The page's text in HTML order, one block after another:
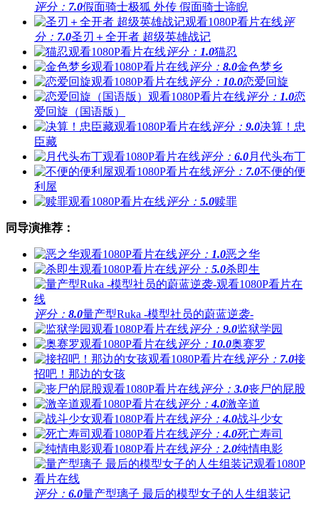
评分： 7.0假面骑士极狐 外传 假面骑士谛睨
评
分： 7.0圣刃＋全开者 超级英雄战记
评分： 1.0猫忍
评分： 8.0金色梦乡
评分： 10.0恋爱回旋
评分： 1.0恋
爱回旋（国语版）
评分： 9.0决算！忠
臣藏
评分： 6.0月代头布丁
评分： 7.0不便的便
利屋
评分： 5.0赎罪
同导演推荐：
评分： 1.0恶之华
评分： 5.0杀即生
评分： 8.0量产型Ruka -模型社员的蔚蓝逆袭-
评分： 9.0监狱学园
评分： 10.0奥赛罗
评分： 7.0接
招吧！那边的女孩
评分： 3.0丧尸的屁股
评分：4.0激辛道
评分：4.0战斗少女
评分：4.0死亡寿司
评分： 2.0纯情电影
评分： 6.0量产型璃子 最后的模型女子的人生组装记